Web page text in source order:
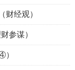
财经观）
参谋）
）